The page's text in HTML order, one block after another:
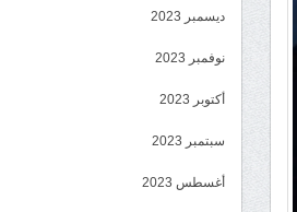
ديسمبر 2023
نوفمبر 2023
أكتوبر 2023
سبتمبر 2023
أغسطس 2023